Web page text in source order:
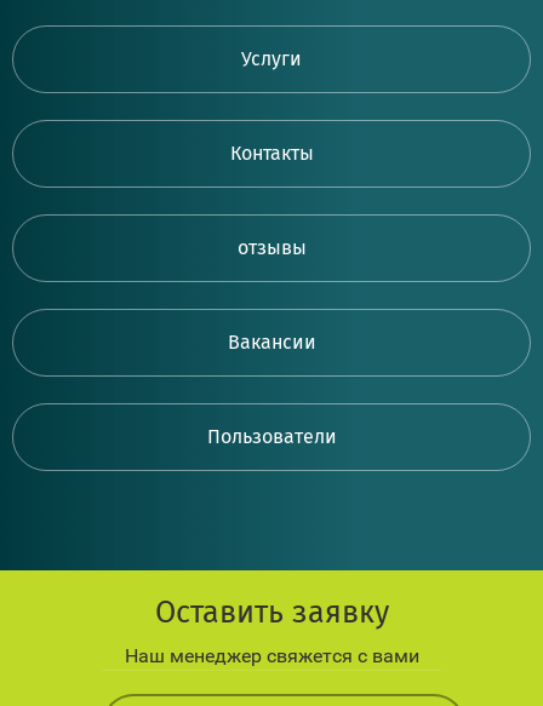
Услуги
Контакты
отзывы
Вакансии
Пользователи
Оставить заявку
Наш менеджер свяжется с вами